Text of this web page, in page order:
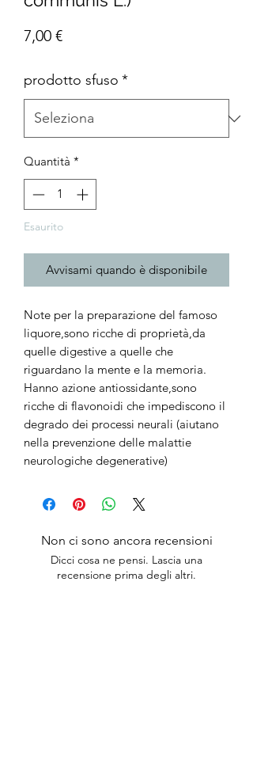
7,00 €Prezzo
prodotto sfuso *
Quantità *
Esaurito
Avvisami quando è disponibile
Note per la preparazione del famoso
liquore,sono ricche di proprietà,da
quelle digestive a quelle che
riguardano la mente e la memoria.
Hanno azione antiossidante,sono
ricche di flavonoidi che impediscono il
degrado dei processi neurali (aiutano
nella prevenzione delle malattie
neurologiche degenerative)
Non ci sono ancora recensioni
Dicci cosa ne pensi. Lascia una
recensione prima degli altri.